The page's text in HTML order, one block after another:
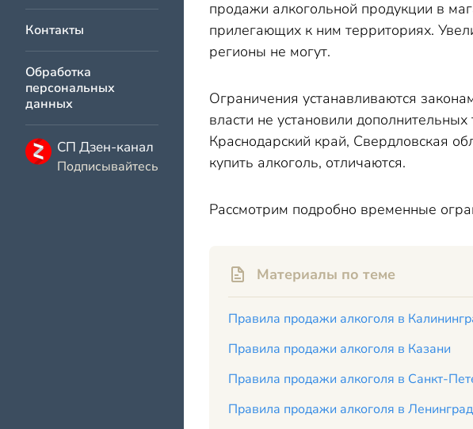
Контакты
Обработка
персональных
данных
СП Дзен-канал
Подписывайтесь
продажи алкогольной продукции в
прилегающих к ним территориях.
регионы не могут.
Ограничения устанавливаются
власти не установили
Краснодарский край, Свердловская
купить алкоголь, отличаются.
Рассмотрим подробно временные
Материалы по теме
Правила продажи алкоголя в
Правила продажи алкоголя в Казани
Правила продажи алкоголя в Санкт-
Правила продажи алкоголя в